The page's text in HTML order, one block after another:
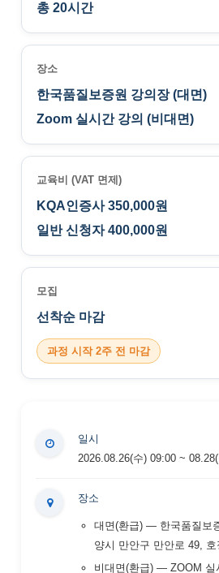
총 20시간
장소
한국품질보증원 강의장 (대면)
Zoom 실시간 강의 (비대면)
교육비 (VAT 면제)
KQA인증사 350,000원
일반 신청자 400,000원
모집
선착순 마감
과정 시작 2주 전 마감
일시
2026.08.26(수) 09:00 ~
장소
대면(환급) — 한국품질보
양시 만안구 만안로 49,
비대면(환급) — ZOOM 실